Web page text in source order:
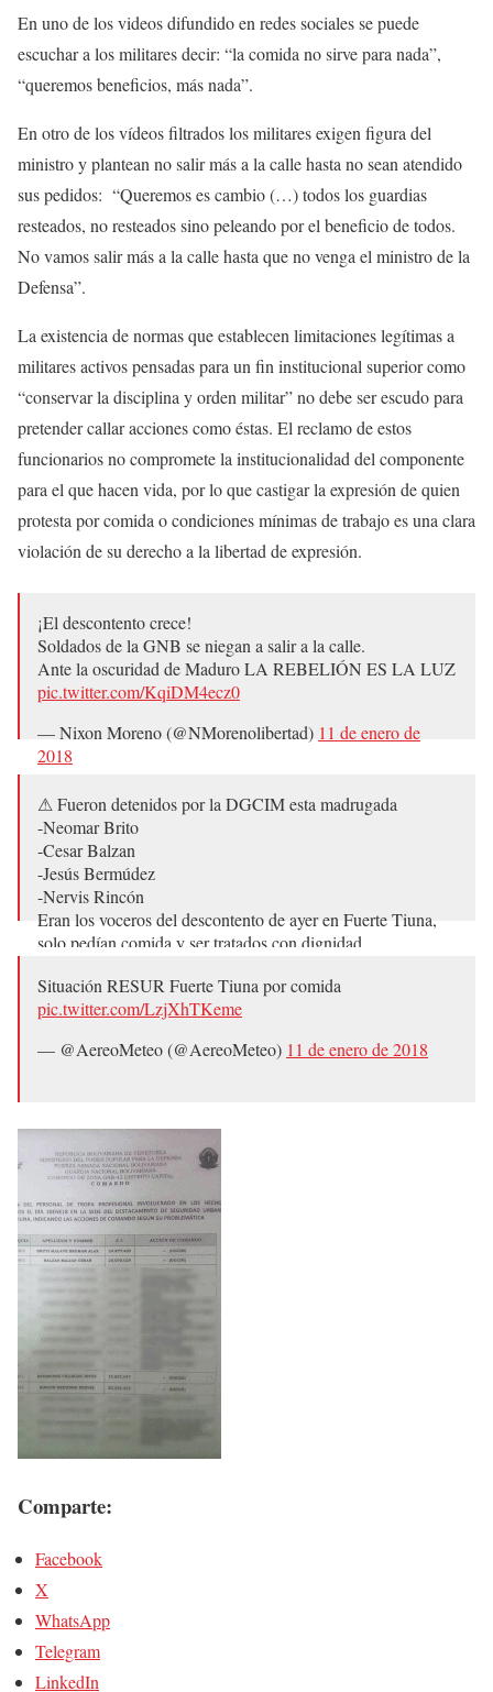
En uno de los videos difundido en redes sociales se puede
escuchar a los militares decir: “la comida no sirve para nada”,
“queremos beneficios, más nada”.
En otro de los vídeos filtrados los militares exigen figura del
ministro y plantean no salir más a la calle hasta no sean atendido
sus pedidos: “Queremos es cambio (…) todos los guardias
resteados, no resteados sino peleando por el beneficio de todos.
No vamos salir más a la calle hasta que no venga el ministro de la
Defensa”.
La existencia de normas que establecen limitaciones legítimas a
militares activos pensadas para un fin institucional superior como
“conservar la disciplina y orden militar” no debe ser escudo para
pretender callar acciones como éstas. El reclamo de estos
funcionarios no compromete la institucionalidad del componente
para el que hacen vida, por lo que castigar la expresión de quien
protesta por comida o condiciones mínimas de trabajo es una clara
violación de su derecho a la libertad de expresión.
¡El descontento crece!
Soldados de la GNB se niegan a salir a la calle.
Ante la oscuridad de Maduro LA REBELIÓN ES LA LUZ
pic.twitter.com/KqiDM4ecz0
— Nixon Moreno (@NMorenolibertad) 11 de enero de
2018
⚠ Fueron detenidos por la DGCIM esta madrugada
-Neomar Brito
-Cesar Balzan
-Jesús Bermúdez
-Nervis Rincón
Eran los voceros del descontento de ayer en Fuerte Tiuna,
solo pedían comida y ser tratados con dignidad
— V7® 91k (@CybernetVzla)
Situación RESUR Fuerte Tiuna por comida
pic.twitter.com/LzjXhTKeme
— @AereoMeteo (@AereoMeteo) 11 de enero de 2018
Comparte:
Facebook
X
WhatsApp
Telegram
LinkedIn